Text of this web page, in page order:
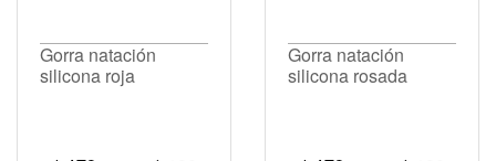
Gorra natación
silicona roja
Gorra natación
silicona rosada